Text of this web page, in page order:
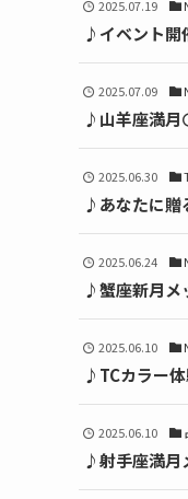
2025.07.19
♪イベント開
2025.07.09
♪山羊座満
2025.06.30
♪あなたに贈
2025.06.24
♪蟹座新月メ
2025.06.10
♪TCカラー
2025.06.10
♪射手座満月